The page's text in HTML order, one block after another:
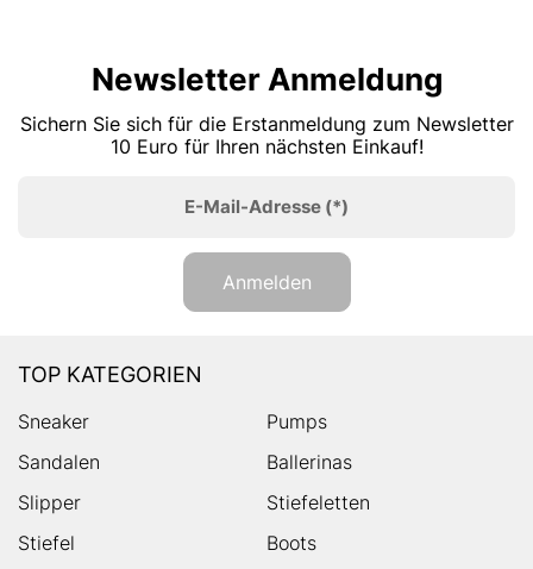
Newsletter Anmeldung
Sichern Sie sich für die Erstanmeldung zum Newsletter
10 Euro für Ihren nächsten Einkauf!
E-Mail-Adresse (*)
Anmelden
TOP KATEGORIEN
Sneaker
Pumps
Sandalen
Ballerinas
Slipper
Stiefeletten
Stiefel
Boots